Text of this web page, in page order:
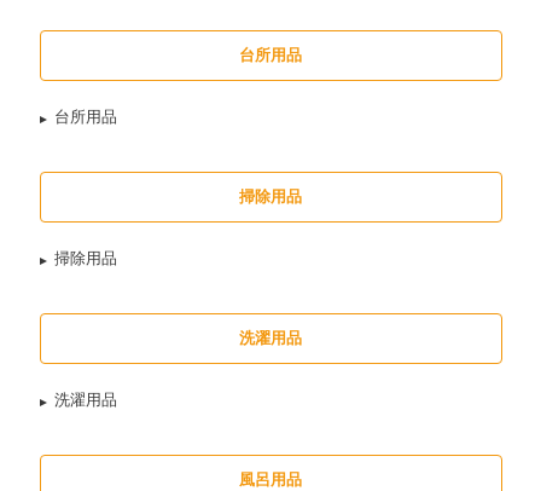
台所用品
台所用品
掃除用品
掃除用品
洗濯用品
洗濯用品
風呂用品